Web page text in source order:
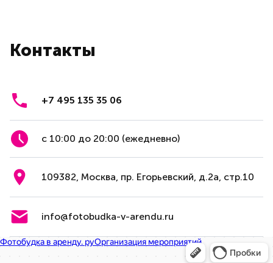
Контакты
+7 495 135 35 06
с 10:00 до 20:00 (ежедневно)
109382, Москва, пр. Егорьевский, д.2а, стр.10
info@fotobudka-v-arendu.ru